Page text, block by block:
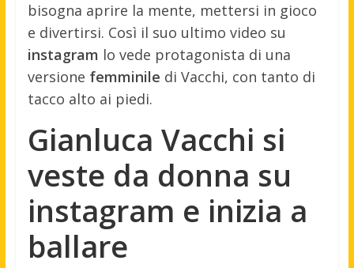
bisogna aprire la mente, mettersi in gioco
e divertirsi. Così il suo ultimo video su
instagram lo vede protagonista di una
versione femminile di Vacchi, con tanto di
tacco alto ai piedi.
Gianluca Vacchi si
veste da donna su
instagram e inizia a
ballare